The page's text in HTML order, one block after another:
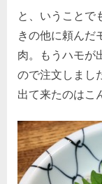
と、いうことで
きの他に頼んだ
肉。もうハモが
ので注文しまし
出て来たのはこ